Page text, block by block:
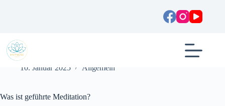
Was ist geführte Meditation? Tipps und Vorteile
10. Januar 2025 Allgemein
W‬as i‬st geführte Meditation?